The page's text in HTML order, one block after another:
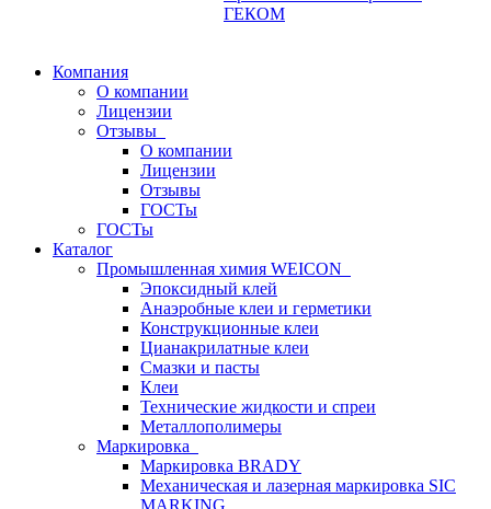
ГЕКОМ
Компания
О компании
Лицензии
Отзывы
О компании
Лицензии
Отзывы
ГОСТы
ГОСТы
Каталог
Промышленная химия WEICON
Эпоксидный клей
Анаэробные клеи и герметики
Конструкционные клеи
Цианакрилатные клеи
Смазки и пасты
Клеи
Технические жидкости и спреи
Металлополимеры
Маркировка
Маркировка BRADY
Механическая и лазерная маркировка SIC
MARKING